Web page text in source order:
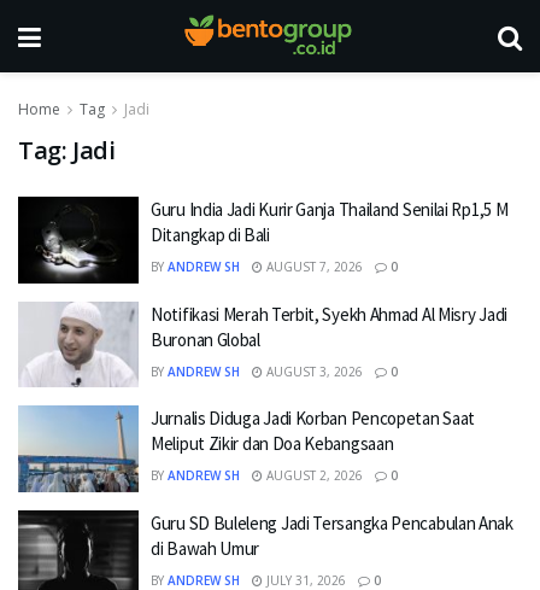
Home Tag Jadi
Tag: Jadi
Guru India Jadi Kurir Ganja Thailand Senilai Rp1,5 M
Ditangkap di Bali
BY ANDREW SH AUGUST 7, 2026 0
Notifikasi Merah Terbit, Syekh Ahmad Al Misry Jadi
Buronan Global
BY ANDREW SH AUGUST 3, 2026 0
Jurnalis Diduga Jadi Korban Pencopetan Saat
Meliput Zikir dan Doa Kebangsaan
BY ANDREW SH AUGUST 2, 2026 0
Guru SD Buleleng Jadi Tersangka Pencabulan Anak
di Bawah Umur
BY ANDREW SH JULY 31, 2026 0